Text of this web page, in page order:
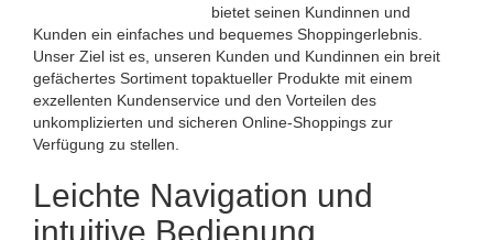
bietet seinen Kundinnen und
Kunden ein einfaches und bequemes Shoppingerlebnis.
Unser Ziel ist es, unseren Kunden und Kundinnen ein breit
gefächertes Sortiment topaktueller Produkte mit einem
exzellenten Kundenservice und den Vorteilen des
unkomplizierten und sicheren Online-Shoppings zur
Verfügung zu stellen.
Leichte Navigation und
intuitive Bedienung